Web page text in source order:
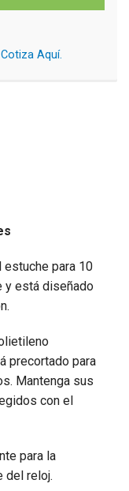
Cotiza Aquí.
estuche para 10
y está diseñado
precortado para
Mantenga sus
con el
para la
del reloj.